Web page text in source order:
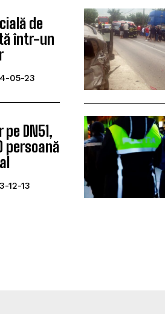
de
într-un
05-23
DN51,
persoană
12-13